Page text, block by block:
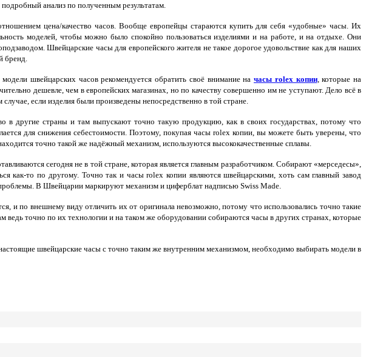
анализ по полученным результатам.
цена/качество часов. Вообще европейцы стараются купить для себя «удобные» часы. Их
моделей, чтобы можно было спокойно пользоваться изделиями и на работе, и на отдыхе. Они
Швейцарские часы для европейского жителя не такое дорогое удовольствие как для наших
бренд.
швейцарских часов рекомендуется обратить своё внимание на часы rolex копии, которые на
дешевле, чем в европейских магазинах, но по качеству совершенно им не уступают. Дело всё в
если изделия были произведены непосредственно в той стране.
в другие страны и там выпускают точно такую продукцию, как в своих государствах, потому что
для снижения себестоимости. Поэтому, покупая часы rolex копии, вы можете быть уверены, что
точно такой же надёжный механизм, используются высококачественные сплавы.
сегодня не в той стране, которая является главным разработчиком. Собирают «мерседесы»,
как-то по другому. Точно так и часы rolex копии являются швейцарскими, хоть сам главный завод
проблемы. В Швейцарии маркируют механизм и циферблат надписью Swiss Made.
и по внешнему виду отличить их от оригинала невозможно, потому что использовались точно такие
точно по их технологии и на таком же оборудовании собираются часы в других странах, которые
швейцарские часы с точно таким же внутренним механизмом, необходимо выбирать модели в